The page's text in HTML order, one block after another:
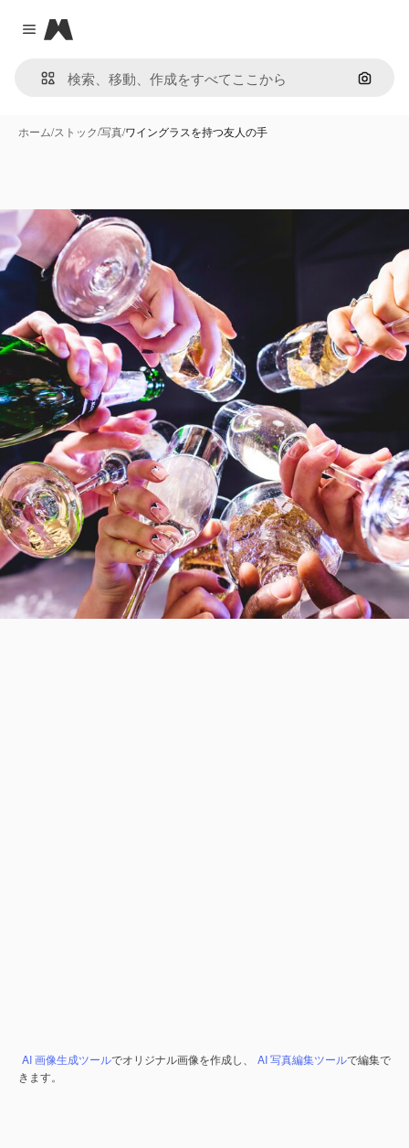
Close menu
Magnific
画像で
ホーム/ストック/写真/ワイングラスを持つ友人の手
AI 画像生成ツールでオリジナル画像を作成し、 AI 写真編集ツールで編集で
きます。